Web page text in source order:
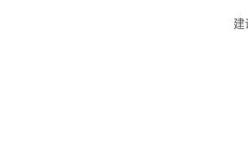
建